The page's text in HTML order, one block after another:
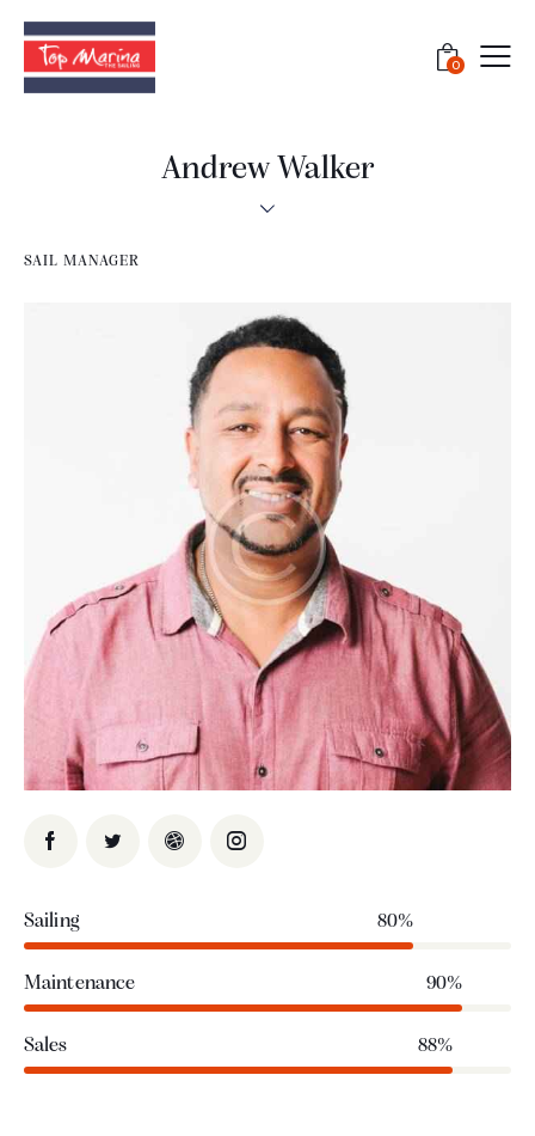
0
Andrew Walker
SAIL MANAGER
Sailing 80%
Maintenance 90%
Sales 88%